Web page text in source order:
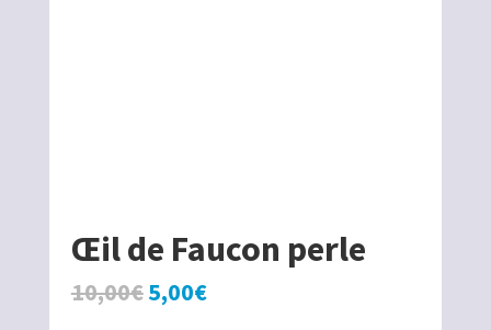
Œil de Faucon perle
10,00€Le
5,00€Le